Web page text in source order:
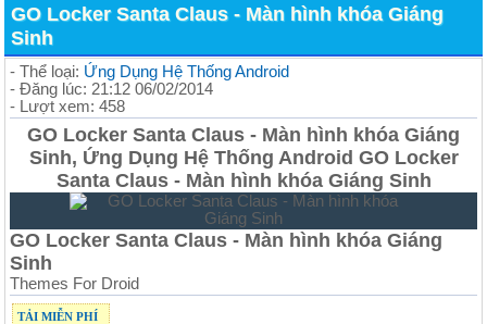
GO Locker Santa Claus - Màn hình khóa Giáng
Sinh
- Thể loại: Ứng Dụng Hệ Thống Android
- Đăng lúc: 21:12 06/02/2014
- Lượt xem: 458
GO Locker Santa Claus - Màn hình khóa Giáng
Sinh, Ứng Dụng Hệ Thống Android GO Locker
Santa Claus - Màn hình khóa Giáng Sinh
GO Locker Santa Claus - Màn hình khóa Giáng
Sinh
Themes For Droid
TẢI MIỄN PHÍ